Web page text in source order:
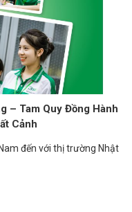
– Tam Quy Đồng Hành
Cảnh
đến với thị trường Nhật